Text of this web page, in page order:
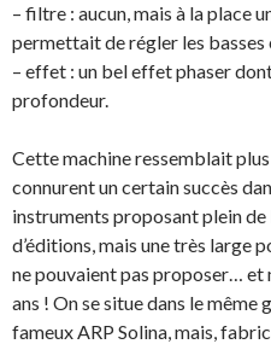
– filtre : aucun, mais à la place
permettait de régler les basses
– effet : un bel effet phaser
profondeur.
Cette machine ressemblait
connurent un certain succès
instruments proposant plein
d’éditions, mais une très large
ne pouvaient pas proposer… et
ans ! On se situe dans le même
fameux ARP Solina, mais,